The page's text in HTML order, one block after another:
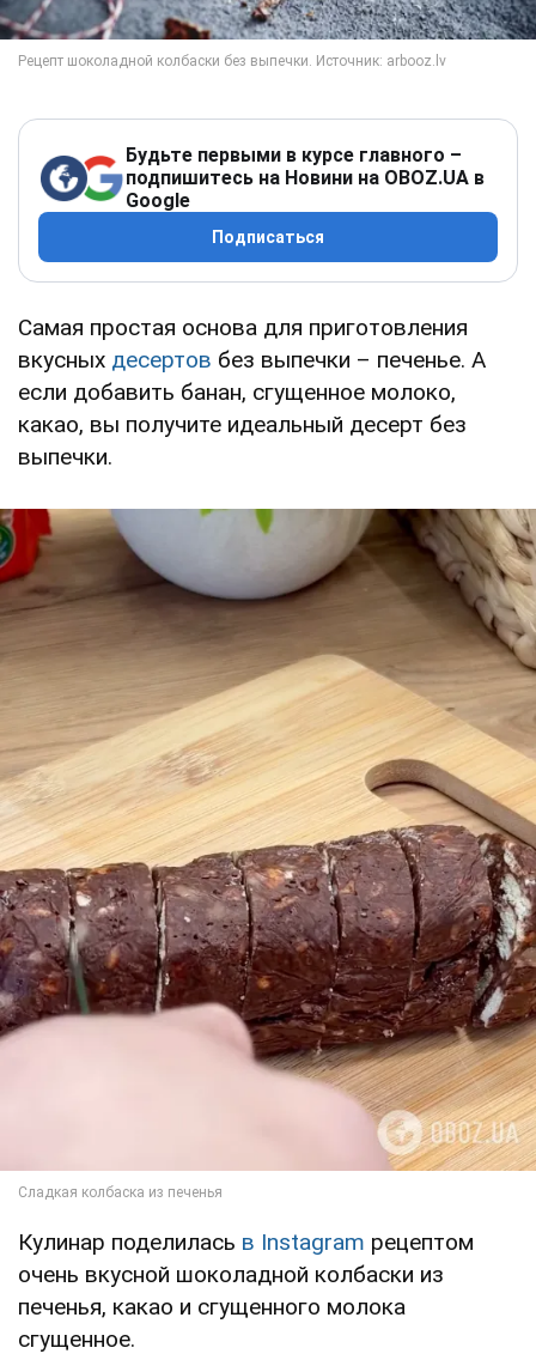
Будьте первыми в курсе главного –
подпишитесь на Новини на OBOZ.UA в
Google
Подписаться
Самая простая основа для приготовления
вкусных десертов без выпечки – печенье. А
если добавить банан, сгущенное молоко,
какао, вы получите идеальный десерт без
выпечки.
Кулинар поделилась в Instagram рецептом
очень вкусной шоколадной колбаски из
печенья, какао и сгущенного молока
сгущенное.